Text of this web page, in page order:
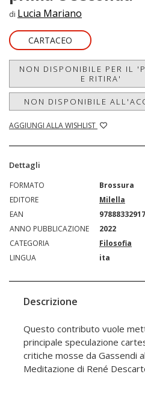
di Lucia Mariano
CARTACEO
NON DISPONIBILE PER IL
E RITIRA'
NON DISPONIBILE
AGGIUNGI ALLA WISHLIST
Dettagli
FORMATO
Brossura
EDITORE
Milella
EAN
ANNO PUBBLICAZIONE
2022
CATEGORIA
Filosofia
LINGUA
ita
Descrizione
Questo contributo vuole
principale speculazione
critiche mosse da Gassendi
Meditazione di René